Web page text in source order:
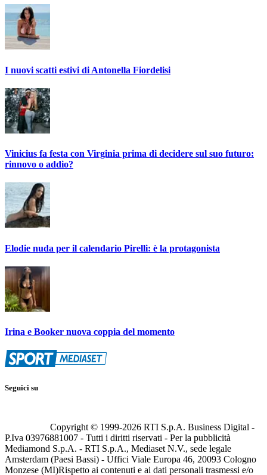
I nuovi scatti estivi di Antonella Fiordelisi
Vinicius fa festa con Virginia prima di decidere sul suo futuro:
rinnovo o addio?
Elodie nuda per il calendario Pirelli: è la protagonista
Irina e Booker nuova coppia del momento
Seguici su
Copyright © 1999-2026 RTI S.p.A. Business Digital -
P.Iva 03976881007 - Tutti i diritti riservati - Per la pubblicità
Mediamond S.p.A. - RTI S.p.A., Mediaset N.V., sede legale
Amsterdam (Paesi Bassi) - Uffici Viale Europa 46, 20093 Cologno
Monzese (MI)Rispetto ai contenuti e ai dati personali trasmessi e/o